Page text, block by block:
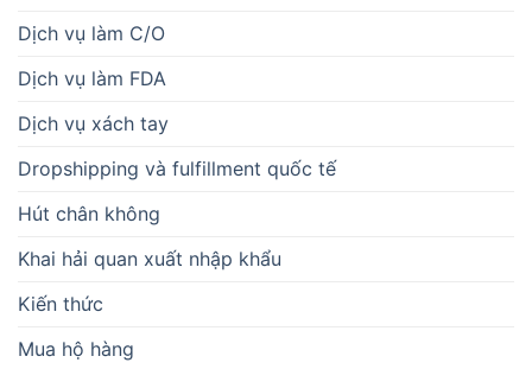
Dịch vụ làm C/O
Dịch vụ làm FDA
Dịch vụ xách tay
Dropshipping và fulfillment quốc tế
Hút chân không
Khai hải quan xuất nhập khẩu
Kiến thức
Mua hộ hàng